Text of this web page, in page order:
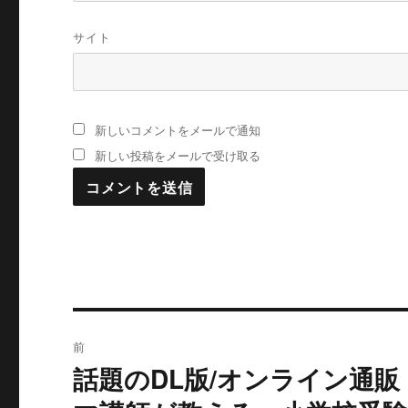
サイト
新しいコメントをメールで通知
新しい投稿をメールで受け取る
稿
前
過
去
話題のDL版/オンライン通